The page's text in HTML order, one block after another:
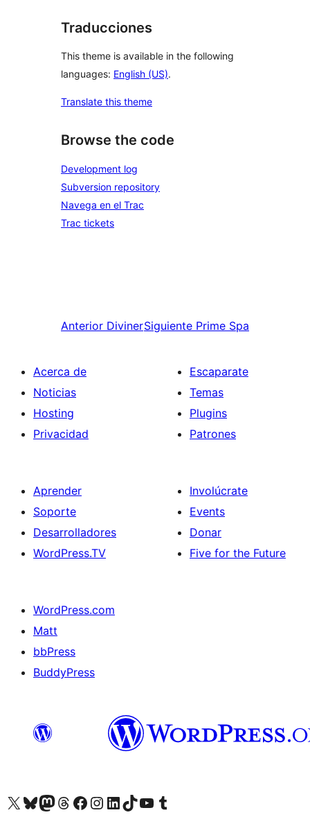
Traducciones
This theme is available in the following
languages: English (US).
Translate this theme
Browse the code
Development log
Subversion repository
Navega en el Trac
Trac tickets
Anterior DivinerSiguiente Prime Spa
Acerca de
Noticias
Hosting
Privacidad
Escaparate
Temas
Plugins
Patrones
Aprender
Soporte
Desarrolladores
WordPress.TV
Involúcrate
Events
Donar
Five for the Future
WordPress.com
Matt
bbPress
BuddyPress
Visit our X (formerly Twitter) account
Visit our Bluesky account
Visita nuestra cuenta de Twitter
Visit our Threads account
Visita nuestra página de Facebook
Visite nuestra cuenta de Instagram
Visit our LinkedIn account
Visit our TikTok account
Visit our YouTube channel
Visit our Tumblr account